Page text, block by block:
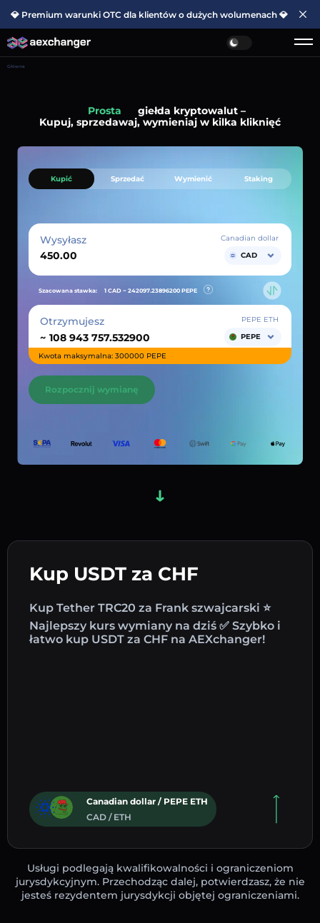
💎 Premium warunki OTC dla klientów o dużych wolumenach 💎
Główna
Prosta
giełda kryptowalut –
Kupuj, sprzedawaj, wymieniaj w kilka kliknięć
Kup USDT za CHF
Kup Tether TRC20 za Frank szwajcarski ⭐
Najlepszy kurs wymiany na dziś ✅ Szybko i
łatwo kup USDT za CHF na AEXchanger!
Canadian dollar / PEPE ETH
CAD / ETH
Kupić Sprzedać Wymienić Staking
Wysyłasz
Canadian dollar
CAD
Szacowana stawka: 1 CAD ~ 242097.23896200 PEPE
Otrzymujesz
~
PEPE ETH
PEPE
Kwota maksymalna: 300000 PEPE
Rozpocznij wymianę
Usługi podlegają kwalifikowalności i ograniczeniom
jurysdykcyjnym. Przechodząc dalej, potwierdzasz, że nie
jesteś rezydentem jurysdykcji objętej ograniczeniami.